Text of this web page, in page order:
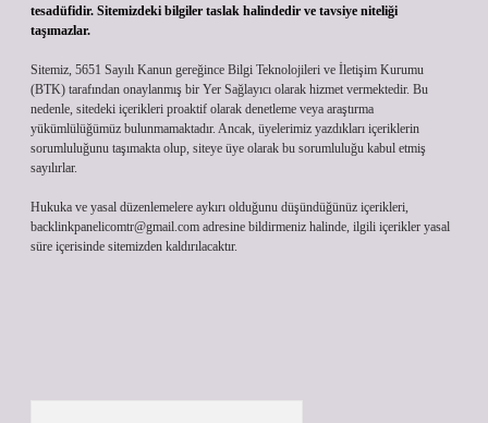
tesadüfidir. Sitemizdeki bilgiler taslak halindedir ve tavsiye niteliği
taşımazlar.
Sitemiz, 5651 Sayılı Kanun gereğince Bilgi Teknolojileri ve İletişim Kurumu
(BTK) tarafından onaylanmış bir Yer Sağlayıcı olarak hizmet vermektedir. Bu
nedenle, sitedeki içerikleri proaktif olarak denetleme veya araştırma
yükümlülüğümüz bulunmamaktadır. Ancak, üyelerimiz yazdıkları içeriklerin
sorumluluğunu taşımakta olup, siteye üye olarak bu sorumluluğu kabul etmiş
sayılırlar.
Hukuka ve yasal düzenlemelere aykırı olduğunu düşündüğünüz içerikleri,
backlinkpanelicomtr@gmail.com adresine bildirmeniz halinde, ilgili içerikler yasal
süre içerisinde sitemizden kaldırılacaktır.